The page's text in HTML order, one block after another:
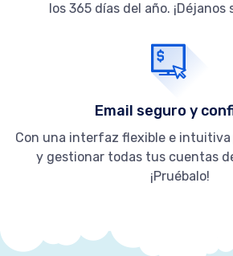
los 365 días del año.
Email seguro y
Con una interfaz flexible e intuitiva
y gestionar todas tus cuentas
¡Pruébalo!